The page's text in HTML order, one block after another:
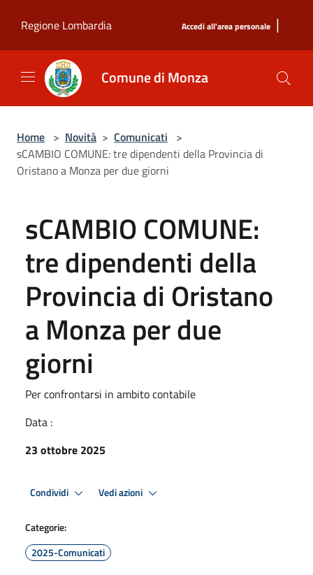
Regione Lombardia
Accedi all'area personale |
Comune di Monza
Home > Novità > Comunicati >
sCAMBIO COMUNE: tre dipendenti della Provincia di
Oristano a Monza per due giorni
sCAMBIO COMUNE:
tre dipendenti della
Provincia di Oristano
a Monza per due
giorni
Per confrontarsi in ambito contabile
Data :
23 ottobre 2025
Condividi Vedi azioni
Categorie:
2025-Comunicati